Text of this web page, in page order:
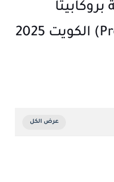
(Procapita Group) الكويت 2025